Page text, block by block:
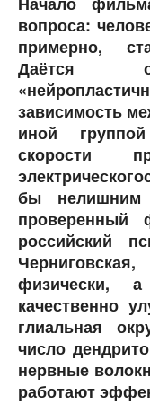
вопроса:
примерно,
Даётся
зависимость
иной
скорости
бы нелишним
проверенный
российский
физически,
качественно
глиальная
число
нервные
работают